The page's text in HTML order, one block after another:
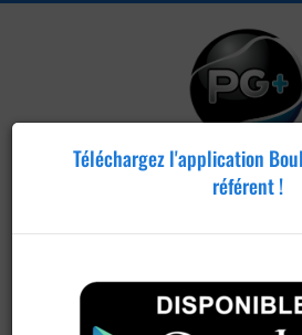
Téléchargez l'application
référent !